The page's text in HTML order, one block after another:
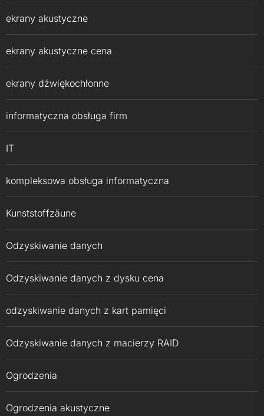
ekrany akustyczne
ekrany akustyczne cena
ekrany dźwiękochłonne
informatyczna obsługa firm
IT
kompleksowa obsługa informatyczna
Kunststoffzäune
Odzyskiwanie danych
Odzyskiwanie danych z dysku cena
odzyskiwanie danych z kart pamięci
Odzyskiwanie danych z macierzy RAID
Ogrodzenia
Ogrodzenia akustyczne